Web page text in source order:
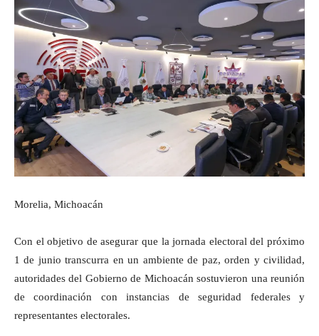
Morelia, Michoacán
Con el objetivo de asegurar que la jornada electoral del próximo
1 de junio transcurra en un ambiente de paz, orden y civilidad,
autoridades del Gobierno de Michoacán sostuvieron una reunión
de coordinación con instancias de seguridad federales y
representantes electorales.